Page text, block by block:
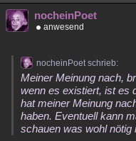
nocheinPoet
anwesend
nocheinPoet schrieb:
Meiner Meinung nach,
wenn es existiert, ist es
hat meiner Meinung
haben. Eventuell kann
schauen was wohl nötig